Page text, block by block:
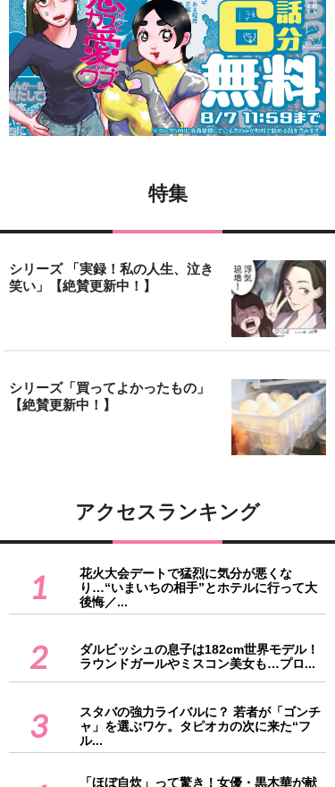
特集
シリーズ 「実録！私の人生、泣き
笑い」【絶賛更新中！】
シリーズ「買ってよかったもの」
【絶賛更新中！】
アクセスランキング
1
花火大会デートで猛烈に気分が悪くな
り…“いまいちの相手”とホテルに行って大
後悔／...
2
ダルビッシュの息子は182cm世界モデル！
ラウンドガールやミスコン美女も…プロ...
3
スタバの強力ライバルに？ 若者が「ゴンチ
ャ」を選ぶワケ。タピオカの次に来た“フ
ル...
「ほぼ自炊」って驚き！女優・黒木華が献